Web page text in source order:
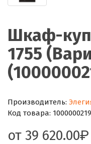
Шкаф-
1755
Производитель:
Код товара:
от 39 620.00